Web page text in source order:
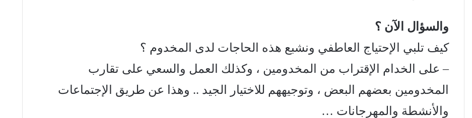
والسؤال الآن ؟
كيف تلبي الإحتياج العاطفي ونشبع هذه الحاجات لدى المخدوم ؟
– على الخدام الإقتراب من المخدومين ، وكذلك العمل والسعي على تقارب
المخدومين بعضهم البعض ، وتوجيههم للاختيار الجيد .. وهذا عن طريق الإجتماعات
والأنشطة والمهرجانات …